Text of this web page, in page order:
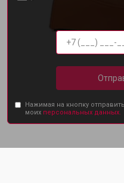
Нажимая на кнопку
моих персональных данных.